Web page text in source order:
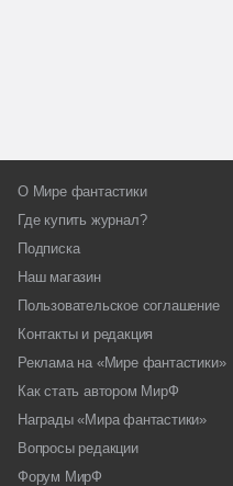
О Мире фантастики
Где купить журнал?
Подписка
Наш магазин
Пользовательское соглашение
Контакты и редакция
Реклама на «Мире фантастики»
Как стать автором МирФ
Награды «Мира фантастики»
Вопросы редакции
Форум МирФ